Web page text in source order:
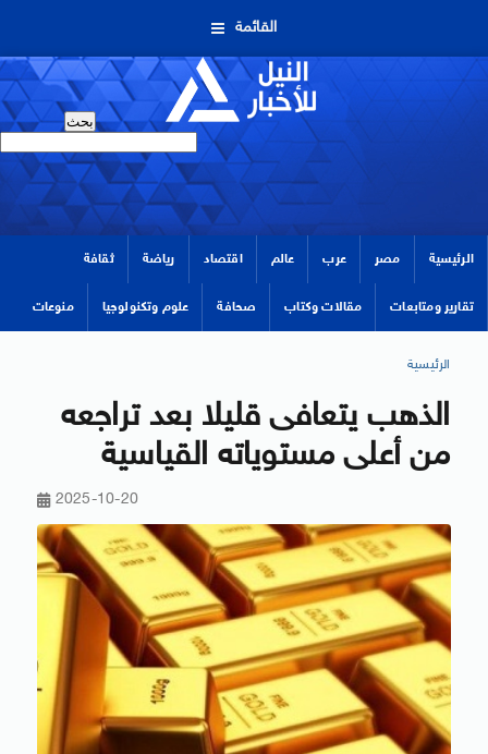
القائمة
الرئيسية مصر عرب عالم اقتصاد رياضة ثقافة
تقارير ومتابعات مقالات وكتاب صحافة علوم وتكنولوجيا منوعات
الرئيسية
الذهب يتعافى قليلا بعد تراجعه
من أعلى مستوياته القياسية
2025-10-20